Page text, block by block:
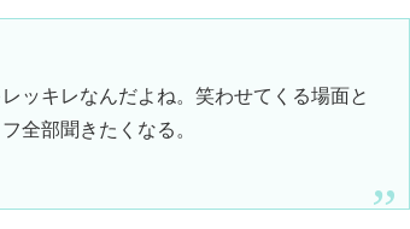
ッキレなんだよね。笑わせてくる場面と
全部聞きたくなる。